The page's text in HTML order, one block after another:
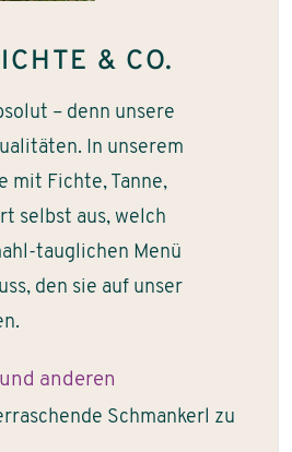
& CO.
– denn unsere
In unserem
mit Fichte, Tanne,
selbst aus, welch
tauglichen Menü
den sie auf unser
anderen
Schmankerl zu